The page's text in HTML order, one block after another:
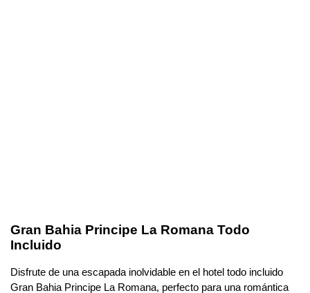
Gran Bahia Principe La Romana Todo
Incluido
Disfrute de una escapada inolvidable en el hotel todo incluido
Gran Bahia Principe La Romana, perfecto para una romántica